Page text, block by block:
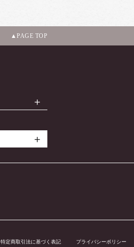
PAGE TOP
特定商取引法に基づく表記 プライバシーポリシー